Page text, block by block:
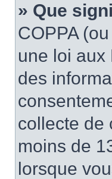
» Que
COPPA (ou
une loi aux
des
collecte de
moins de
lorsque